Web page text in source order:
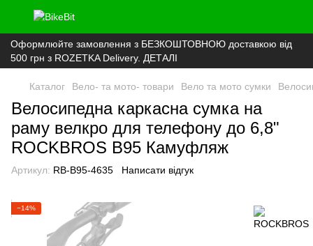
Оформлюйте замовлення з БЕЗКОШТОВНОЮ доставкою від
500 грн з ROZETKA Delivery. ДЕТАЛІ
Каталог Вело- та мото- товари Вело та мото сумки
Велосипедна каркасна сумка на
раму велкро для телефону до 6,8"
ROCKBROS B95 Камуфляж
Артикул: RB-B95-4635 Написати відгук
−14%